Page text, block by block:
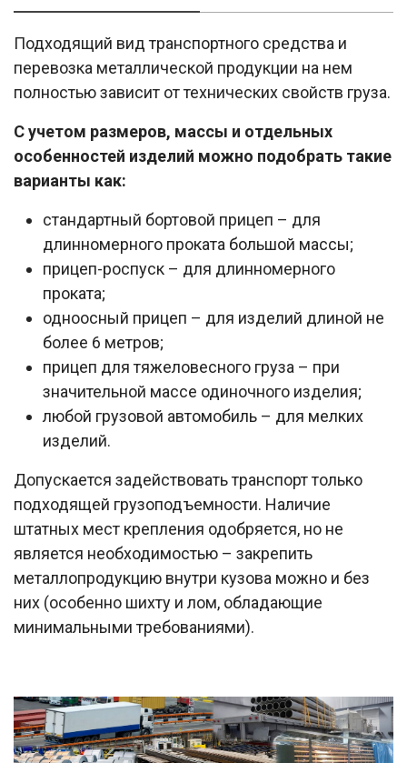
Подходящий вид транспортного средства и
перевозка металлической продукции на нем
полностью зависит от технических свойств груза.
С учетом размеров, массы и отдельных
особенностей изделий можно подобрать такие
варианты как:
стандартный бортовой прицеп – для
длинномерного проката большой массы;
прицеп-роспуск – для длинномерного
проката;
одноосный прицеп – для изделий длиной не
более 6 метров;
прицеп для тяжеловесного груза – при
значительной массе одиночного изделия;
любой грузовой автомобиль – для мелких
изделий.
Допускается задействовать транспорт только
подходящей грузоподъемности. Наличие
штатных мест крепления одобряется, но не
является необходимостью – закрепить
металлопродукцию внутри кузова можно и без
них (особенно шихту и лом, обладающие
минимальными требованиями).